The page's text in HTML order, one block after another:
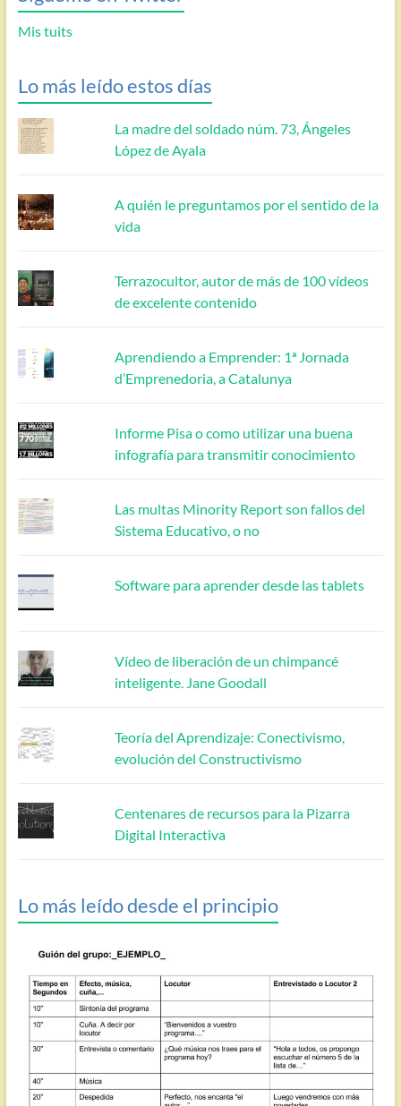
Mis tuits
Lo más leído estos días
La madre del soldado núm. 73, Ángeles
López de Ayala
A quién le preguntamos por el sentido de la
vida
Terrazocultor, autor de más de 100 vídeos
de excelente contenido
Aprendiendo a Emprender: 1ª Jornada
d’Emprenedoria, a Catalunya
Informe Pisa o como utilizar una buena
infografía para transmitir conocimiento
Las multas Minority Report son fallos del
Sistema Educativo, o no
Software para aprender desde las tablets
Vídeo de liberación de un chimpancé
inteligente. Jane Goodall
Teoría del Aprendizaje: Conectivismo,
evolución del Constructivismo
Centenares de recursos para la Pizarra
Digital Interactiva
Lo más leído desde el principio